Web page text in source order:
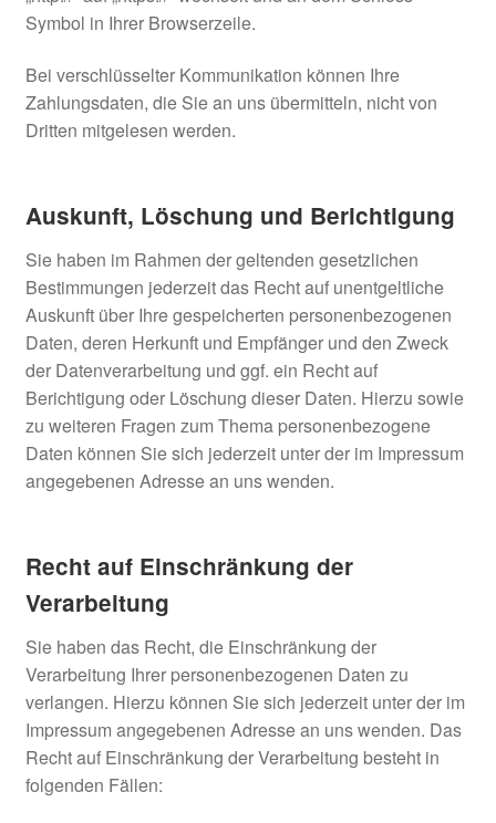
Symbol in Ihrer Browserzeile.
Bei verschlüsselter Kommunikation können Ihre
Zahlungsdaten, die Sie an uns übermitteln, nicht von
Dritten mitgelesen werden.
Auskunft, Löschung und Berichtigung
Sie haben im Rahmen der geltenden gesetzlichen
Bestimmungen jederzeit das Recht auf unentgeltliche
Auskunft über Ihre gespeicherten personenbezogenen
Daten, deren Herkunft und Empfänger und den Zweck
der Datenverarbeitung und ggf. ein Recht auf
Berichtigung oder Löschung dieser Daten. Hierzu sowie
zu weiteren Fragen zum Thema personenbezogene
Daten können Sie sich jederzeit unter der im Impressum
angegebenen Adresse an uns wenden.
Recht auf Einschränkung der
Verarbeitung
Sie haben das Recht, die Einschränkung der
Verarbeitung Ihrer personenbezogenen Daten zu
verlangen. Hierzu können Sie sich jederzeit unter der im
Impressum angegebenen Adresse an uns wenden. Das
Recht auf Einschränkung der Verarbeitung besteht in
folgenden Fällen: